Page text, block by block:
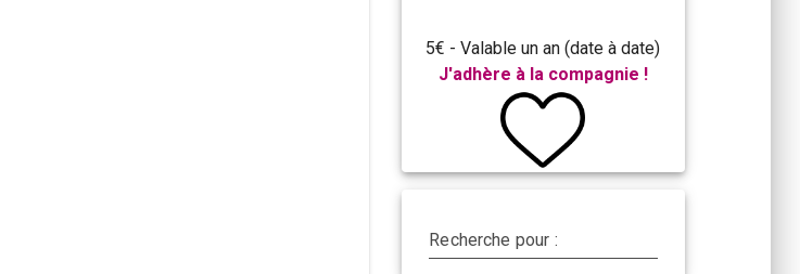
5€ - Valable un an (date à date)
J'adhère à la compagnie !
Recherche pour :